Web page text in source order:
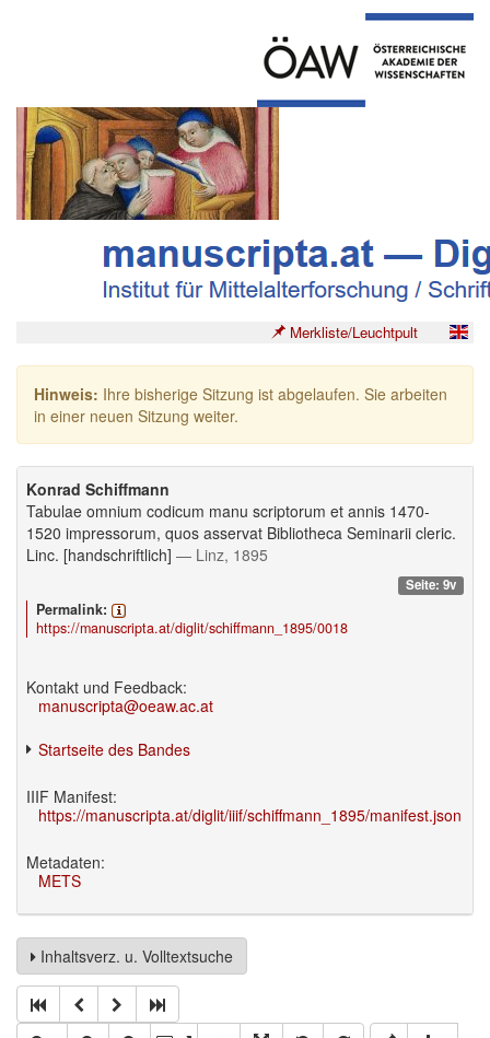
Merkliste/Leuchtpult
Hinweis: Ihre bisherige Sitzung ist abgelaufen. Sie arbeiten
in einer neuen Sitzung weiter.
Konrad Schiffmann
Tabulae omnium codicum manu scriptorum et annis 1470-
1520 impressorum, quos asservat Bibliotheca Seminarii cleric.
Linc. [handschriftlich] — Linz, 1895
Seite: 9v
Permalink:
https://manuscripta.at/diglit/schiffmann_1895/0018
Kontakt und Feedback:
manuscripta@oeaw.ac.at
Startseite des Bandes
IIIF Manifest:
https://manuscripta.at/diglit/iiif/schiffmann_1895/manifest.json
Metadaten:
METS
Inhaltsverz. u. Volltextsuche